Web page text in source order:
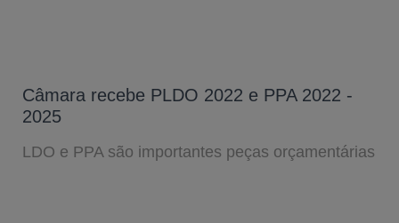
Câmara recebe PLDO 2022 e PPA 2022 -
2025
LDO e PPA são importantes peças orçamentárias